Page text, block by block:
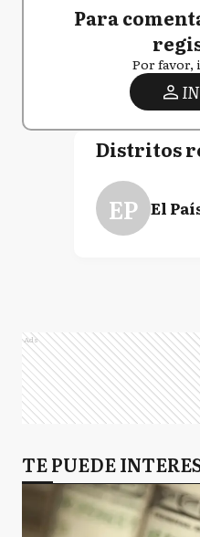
Para
Por favor,
Distritos
EP El
Ads
TE PUEDE